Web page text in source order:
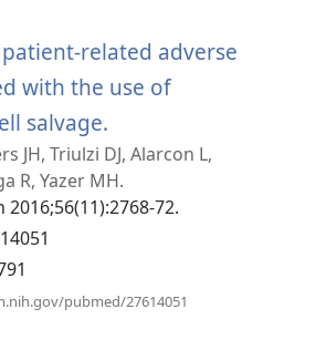
related adverse
with the use of
salvage.
نافذة
جديدة)
JH, Triulzi DJ, Alarcon L,
R, Yazer MH.
72.
pubmed/27614051